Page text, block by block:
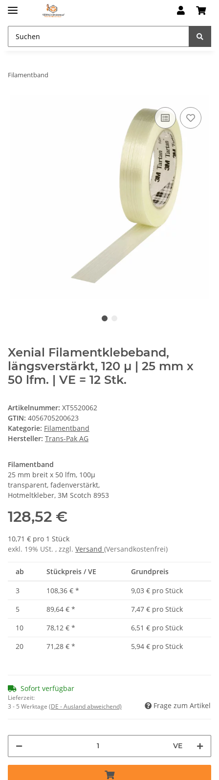
Filamentband
Xenial Filamentklebeband,
längsverstärkt, 120 µ | 25 mm x
50 lfm. | VE = 12 Stk.
Artikelnummer: XT5520062
GTIN: 4056705200623
Kategorie: Filamentband
Hersteller: Trans-Pak AG
Filamentband
25 mm breit x 50 lfm, 100µ
transparent, fadenverstärkt,
Hotmeltkleber, 3M Scotch 8953
128,52 €
10,71 € pro 1 Stück
exkl. 19% USt. , zzgl. Versand (Versandkostenfrei)
ab Stückpreis / VE Grundpreis
3 108,36 € *
9,03 € pro Stück
5
89,64 € *
7,47 € pro Stück
10
78,12 € *
6,51 € pro Stück
20
71,28 € * 5,94 € pro Stück
Sofort verfügbar
Lieferzeit:
3 - 5 Werktage (DE - Ausland abweichend) Frage zum Artikel
VE